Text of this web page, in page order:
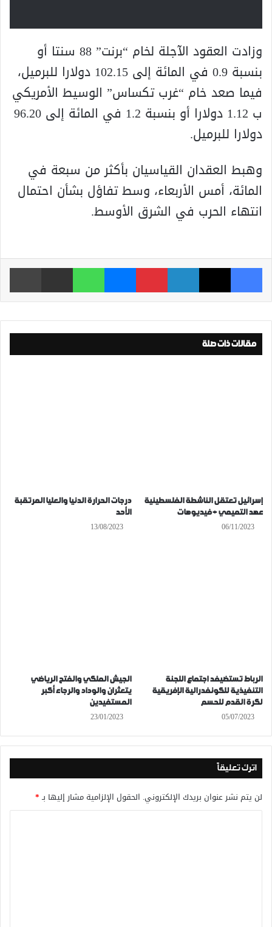
وزادت العقود الآجلة لخام “برنت” 88 سنتا أو
بنسبة 0.9 في المائة إلى 102.15 دولارا للبرميل،
فيما صعد خام “غرب تكساس” الوسيط الأمريكي
ب 1.12 دولارا أو بنسبة 1.2 في المائة إلى 96.20
دولارا للبرميل.
وهبط العقدان القياسيان بأكثر من سبعة في
المائة، أمس الأربعاء، وسط تفاؤل بشأن احتمال
انتهاء الحرب في الشرق الأوسط.
فيسبوك ‫X لينكدإن بينتيريست ماسنجر واتساب مشاركة عبر البريد
مقالات ذات صلة
إسرائيل تعتقل الناشطة الفلسطينية
عهد التميمي + فيديوهات
06/11/2023
درجات الحرارة الدنيا والعليا المرتقبة
الأحد
13/08/2023
الرباط تستضيفد اجتماع اللجنة
التنفيذية للكونفدرالية الإفريقية
لكرة القدم للحسم
05/07/2023
الجيش الملكي والفتح الرياضي
يتعثران والوداد والرجاء أكبر
المستفيدين
23/01/2023
اترك تعليقاً
لن يتم نشر عنوان بريدك الإلكتروني. الحقول الإلزامية مشار إليها بـ*